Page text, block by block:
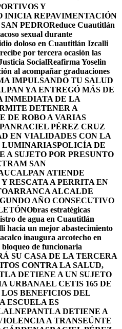
Y
INICIA REPAVIMENTACIÓN
PEDROReduce Cuautitlán
sexual durante
doloso en Cuautitlán Izcalli
por tercera ocasión las
SocialReafirma Yoselin
al acompañar graduaciones
IMPULSANDO TU SALUD
YA ENTREGÓ MÁS DE
INMEDIATA DE LA
DETENER A
DE ROBO A VARIAS
RACIEL PÉREZ CRUZ
EN VIALIDADES CON LA
LUMINARIASPOLICÍA DE
SUJETO POR PRESUNTO
SAN
ATIENDE
RESCATA A PERRITA EN
ARRANCA ALCALDE
AÑO CONSECUTIVO
Obras estratégicas
de agua en Cuautitlán
hacia un mejor abastecimiento
inaugura arcotecho en
de funcionaria
SU CASA DE LA TERCERA
CONTRA LA SALUD,
DETIENE A UN SUJETO
URBANAEL CETIS 165 DE
BENEFICIOS DEL
ESCUELA ES
DETIENE A
A TRANSEÚNTE